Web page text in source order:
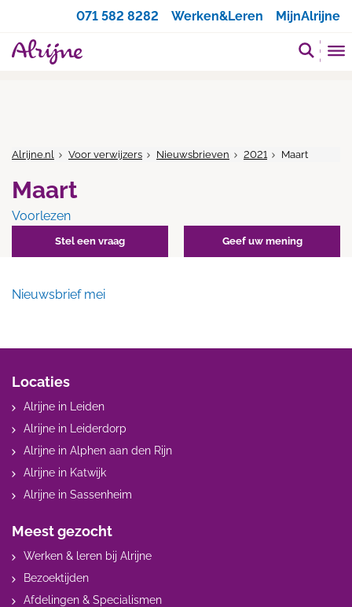
071 582 8282
Werken&Leren MijnAlrijne
Alrijne.nl Voor verwijzers Nieuwsbrieven 2021 Maart
Maart
Voorlezen
Stel een vraag Geef uw mening
Nieuwsbrief mei
Locaties
Alrijne in Leiden
Alrijne in Leiderdorp
Alrijne in Alphen aan den Rijn
Alrijne in Katwijk
Alrijne in Sassenheim
Meest gezocht
Werken & leren bij Alrijne
Bezoektijden
Afdelingen & Specialismen